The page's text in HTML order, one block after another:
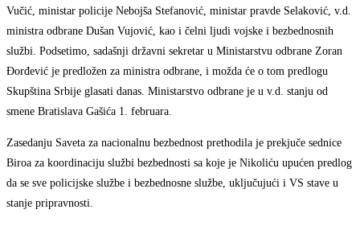
Vučić, ministar policije Nebojša Stefanović, ministar pravde Selaković, v.d.
ministra odbrane Dušan Vujović, kao i čelni ljudi vojske i bezbednosnih
službi. Podsetimo, sadašnji državni sekretar u Ministarstvu odbrane Zoran
Đorđević je predložen za ministra odbrane, i možda će o tom predlogu
Skupština Srbije glasati danas. Ministarstvo odbrane je u v.d. stanju od
smene Bratislava Gašića 1. februara.
Zasedanju Saveta za nacionalnu bezbednost prethodila je prekjuče sednice
Biroa za koordinaciju službi bezbednosti sa koje je Nikoliću upućen predlog
da se sve policijske službe i bezbednosne službe, uključujući i VS stave u
stanje pripravnosti.